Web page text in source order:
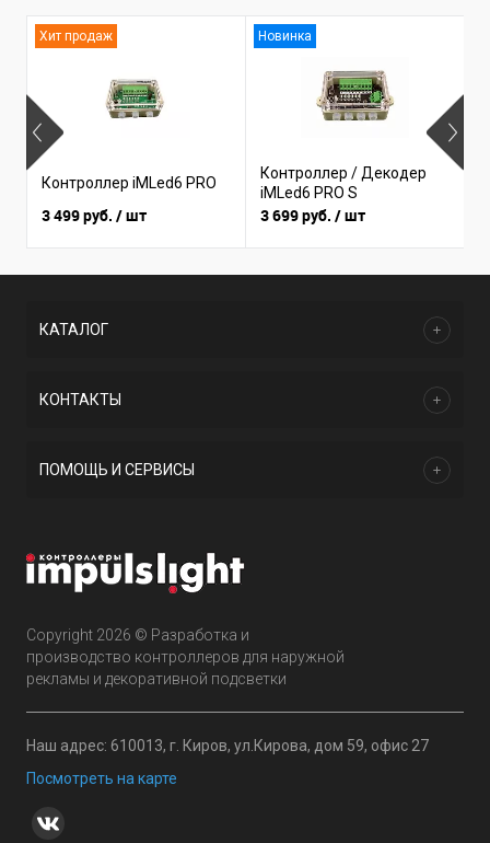
Хит продаж
Контроллер iMLed6 PRO
3 499 руб. / шт
Новинка
Контроллер / Декодер
iMLed6 PRO S
3 699 руб. / шт
Copyright 2026 © Разработка и
производство контроллеров для наружной
рекламы и декоративной подсветки
Наш адрес: 610013, г. Киров, ул.Кирова, дом 59, офис 27
Посмотреть на карте
КАТАЛОГ
КОНТАКТЫ
ПОМОЩЬ И СЕРВИСЫ